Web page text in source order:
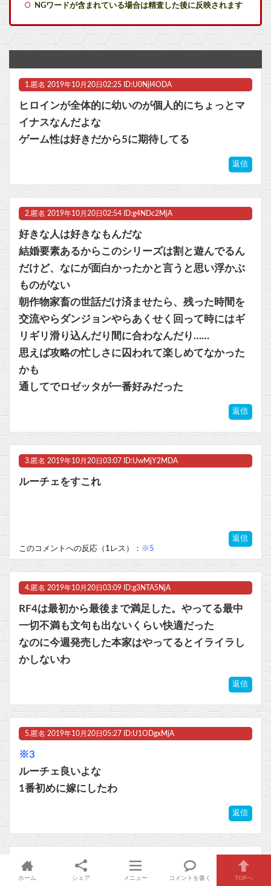
【艦これ】差し入れゴトさん 他
【艦これ】今回のかわいい大賞は決まった
【艦これ】ムラクモウサギ 他
マジでものが捨てられないオタクなんだが他
【FE万紫千紅】今のところこのリシテアみたいなデカパイ籠手使いが一番見た目好み
マスク 十兆円を失う‥投資家「アメリカ党？バカかコイツw」
NGワードが含まれている場合は精査した後に反映されます
1. 匿名 2019年10月20日02:25 ID:U0NjI4ODA
ヒロインが全体的に幼いのが個人的にちょっとマ
イナスなんだよな
ゲーム性は好きだから5に期待してる
返信
2. 匿名 2019年10月20日02:54 ID:g4NDc2MjA
好きな人は好きなもんだな
結婚要素あるからこのシリーズは割と遊んでるん
だけど、なにが面白かったかと言うと思い浮かぶ
ものがない
朝作物家畜の世話だけ済ませたら、残った時間を
交流やらダンジョンやらあくせく回って時にはギ
リギリ滑り込んだり間に合わなんだり……
思えば攻略の忙しさに囚われて楽しめてなかった
かも
通してでロゼッタが一番好みだった
返信
3. 匿名 2019年10月20日03:07 ID:UwMjY2MDA
ルーチェをすこれ
返信
このコメントへの反応（1レス）： ※5
4. 匿名 2019年10月20日03:09 ID:g3NTA5NjA
RF4は最初から最後まで満足した。やってる最中
一切不満も文句も出ないくらい快適だった
なのに今週発売した本家はやってるとイライラし
かしないわ
返信
5. 匿名 2019年10月20日05:27 ID:U1ODgxMjA
※3
ルーチェ良いよな
1番初めに嫁にしたわ
返信
6.匿名 2019年10月20日08:00 ID:Y4NzAyMA=
嫁婿ほっといてメインストーリーと畑に力入れて
ホーム シェア メニュー コメントを書く TOPへ